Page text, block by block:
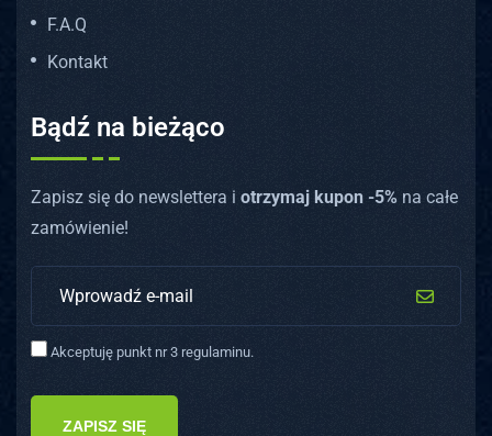
F.A.Q
Kontakt
Bądź na bieżąco
Zapisz się do newslettera i otrzymaj kupon -5% na całe
zamówienie!
Akceptuję punkt nr 3 regulaminu.
ZAPISZ SIĘ